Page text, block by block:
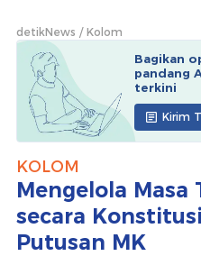
detikNews Kolom
Bagikan
pandang
terkini
Kirim
KOLOM
Mengelola Masa
secara
Putusan MK